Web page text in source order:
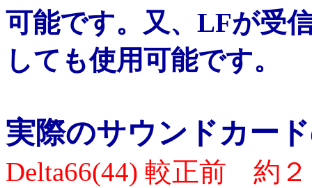
可能です。又、LFが受
しても使用可能です。
実際のサウンドカー
Delta66(44) 較正前 約